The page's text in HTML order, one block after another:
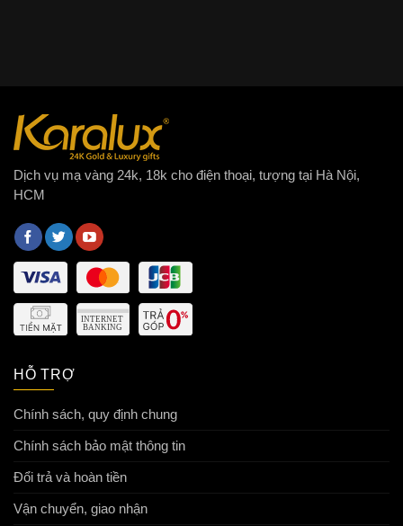
Dịch vụ mạ vàng 24k, 18k cho điện thoại, tượng tại Hà Nội,
HCM
HỖ TRỢ
Chính sách, quy định chung
Chính sách bảo mật thông tin
Đổi trả và hoàn tiền
Vận chuyển, giao nhận